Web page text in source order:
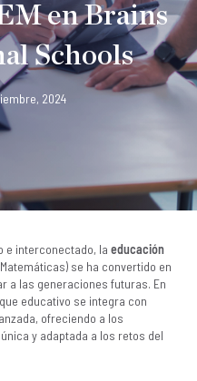
en Brains
Schools
2024
e interconectado, la educación
se ha convertido en
a las generaciones futuras. En
educativo se integra con
ofreciendo a los
y adaptada a los retos del